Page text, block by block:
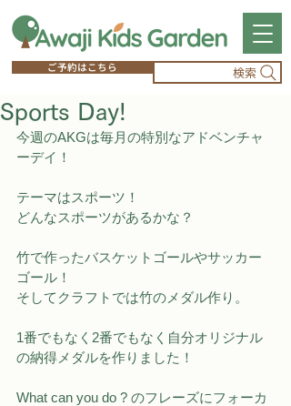
ご予約はこちら 検索
Sports Day!
今週のAKGは毎月の特別なアドベンチャ
ーデイ！
テーマはスポーツ！
どんなスポーツがあるかな？
竹で作ったバスケットゴールやサッカー
ゴール！
そしてクラフトでは竹のメダル作り。
1番でもなく2番でもなく自分オリジナル
の納得メダルを作りました！
What can you do ? のフレーズにフォーカ